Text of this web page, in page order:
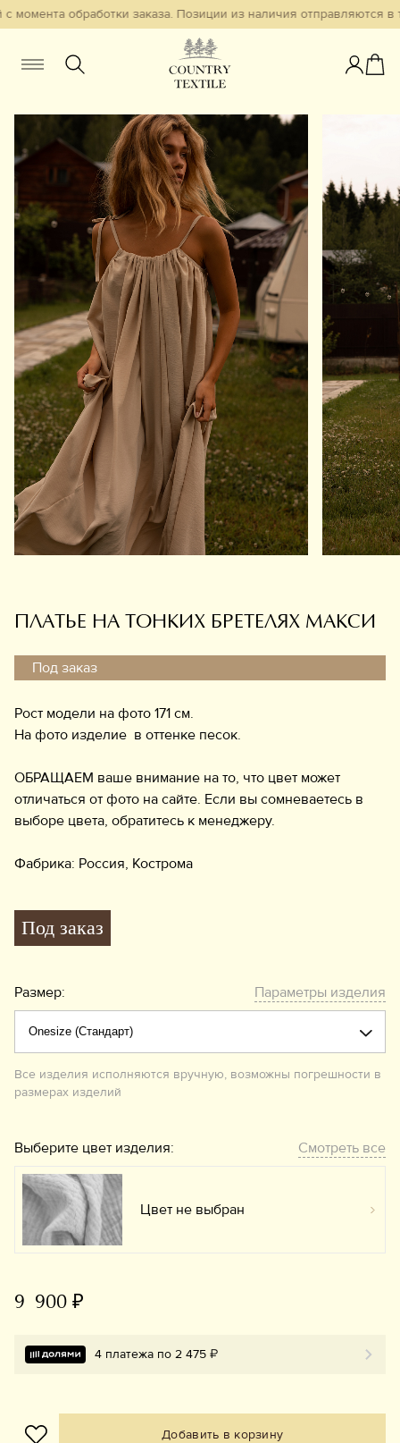
обработки заказа. Позиции из наличия отправляются в
МужчинамДетям
Смотреть всё Избранное
Новинки
В наличии
Бестселлеры
Одежда
Обувь
Аксессуары
Украшения
Информация
ПЛАТЬЕ НА ТОНКИХ БРЕТЕЛЯХ МАКСИ
Под заказ
Рост модели на фото 171 см.
На фото изделие в оттенке песок.
ОБРАЩАЕМ ваше внимание на то, что цвет может
отличаться от фото на сайте. Если вы сомневаетесь в
выборе цвета, обратитесь к менеджеру.
Фабрика: Россия, Кострома
Под заказ
Размер: Параметры изделия
Все изделия исполняются вручную, возможны погрешности в
размерах изделий
Выберите цвет изделия: Смотреть все
Цвет не выбран
9 900 ₽
4 платежа по 2 475 ₽
Добавить в корзину